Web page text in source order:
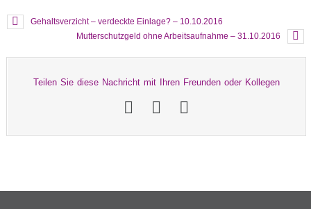
Gehaltsverzicht – verdeckte Einlage? – 10.10.2016
Mutterschutzgeld ohne Arbeitsaufnahme – 31.10.2016
Teilen Sie diese Nachricht mit Ihren Freunden oder Kollegen